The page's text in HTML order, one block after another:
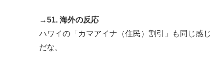
→51. 海外の反応
ハワイの「カマアイナ（住民）割引」も同じ感じ
だな。